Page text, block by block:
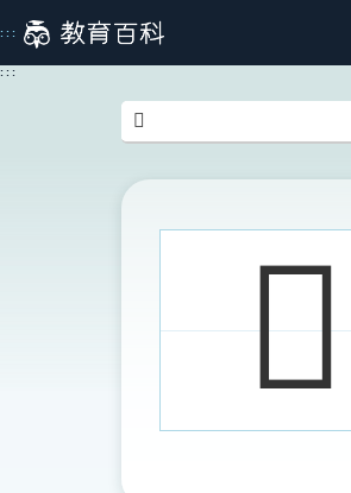
到
主
:::
:::
𨾘